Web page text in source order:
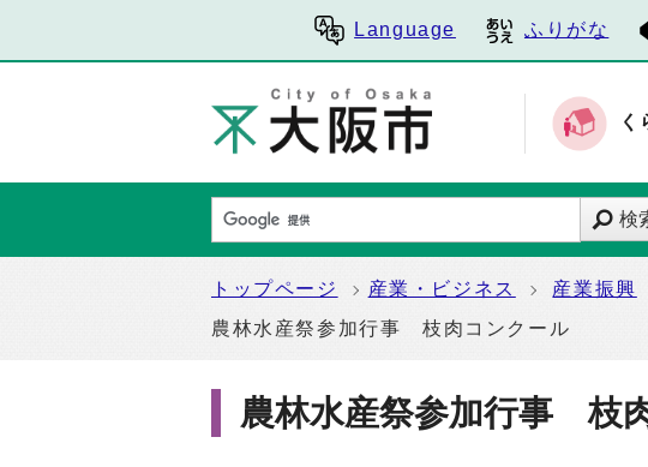
Language ふりがな
く
検
トップページ 産業・ビジネス 産業振興
農林水産祭参加行事 枝肉コンクール
農林水産祭参加行事 枝